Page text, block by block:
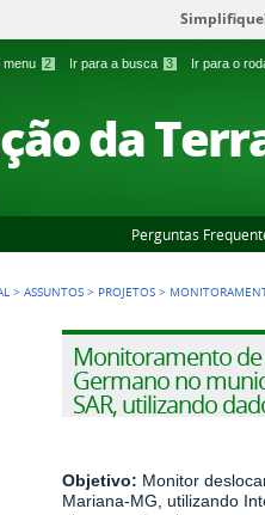
menu 2 Ir para a busca 3 Ir para o
da
Perguntas
>ASSUNTOS > PROJETOS >
Monitoramento
Germano no
SAR, utilizando
Objetivo: Monitor
Mariana-MG, utilizando